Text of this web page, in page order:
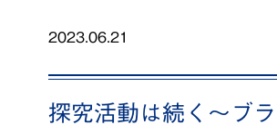
2023.06.21
探究活動は続く～ブ